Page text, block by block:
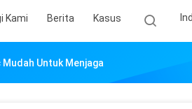
Kami Berita Kasus
Untuk Menjaga